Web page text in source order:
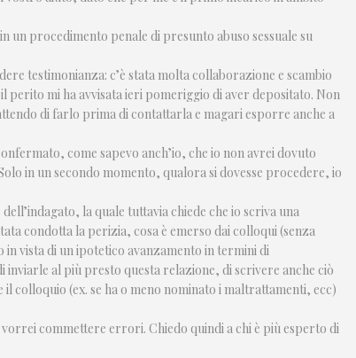
un procedimento penale di presunto abuso sessuale su
testimonianza: c’è stata molta collaborazione e scambio
perito mi ha avvisata ieri pomeriggio di aver depositato. Non
di farlo prima di contattarla e magari esporre anche a
come sapevo anch’io, che io non avrei dovuto
in un secondo momento, qualora si dovesse procedere, io
la quale tuttavia chiede che io scriva una
condotta la perizia, cosa è emerso dai colloqui (senza
vista di un ipotetico avanzamento in termini di
al più presto questa relazione, di scrivere anche ciò
colloquio (ex. se ha o meno nominato i maltrattamenti, ecc)
commettere errori. Chiedo quindi a chi è più esperto di